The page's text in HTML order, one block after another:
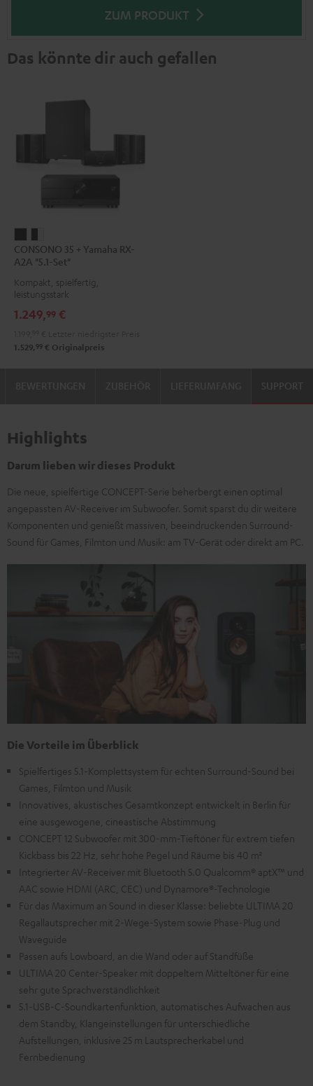
ZUM PRODUKT
Das könnte dir auch gefallen
35
+
Yamaha
A2A
Set"
35
+
Yamaha
RX-
A2A
Set"
CONSONO 35 + Yamaha RX-
A2A "5.1-Set"
Kompakt, spielfertig,
leistungsstark
1.249,99 €
1.529, 99 € Originalpreis
SUPPORT
Highlights
Darum lieben wir dieses Produkt
Die neue, spielfertige CONCEPT-Serie beherbergt einen optimal
angepassten AV-Receiver im Subwoofer. Somit sparst du dir weitere
Komponenten und genießt massiven, beeindruckenden Surround-
Sound für Games, Filmton und Musik: am TV-Gerät oder direkt am PC.
Die Vorteile im Überblick
Spielfertiges 5.1-Komplettsystem für echten Surround-Sound bei
Games, Filmton und Musik
Innovatives, akustisches Gesamtkonzept entwickelt in Berlin für
eine ausgewogene, cineastische Abstimmung
CONCEPT 12 Subwoofer mit 300-mm-Tieftöner für extrem tiefen
Kickbass bis 22 Hz, sehr hohe Pegel und Räume bis 40 m²
Integrierter AV-Receiver mit Bluetooth 5.0 Qualcomm® aptX™ und
AAC sowie HDMI (ARC, CEC) und Dynamore®-Technologie
Für das Maximum an Sound in dieser Klasse: beliebte ULTIMA 20
Regallautsprecher mit 2-Wege-System sowie Phase-Plug und
Waveguide
Passen aufs Lowboard, an die Wand oder auf Standfüße
ULTIMA 20 Center-Speaker mit doppeltem Mitteltöner für eine
sehr gute Sprachverständlichkeit
5.1-USB-C-Soundkartenfunktion, automatisches Aufwachen aus
dem Standby, Klangeinstellungen für unterschiedliche
Aufstellungen, inklusive 25 m Lautsprecherkabel und
Fernbedienung